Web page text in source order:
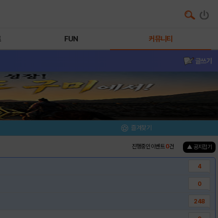
FUN 커뮤니티
글쓰기
즐겨찾기
진행중인 이벤트0건 ▲ 공지접기
4
0
248